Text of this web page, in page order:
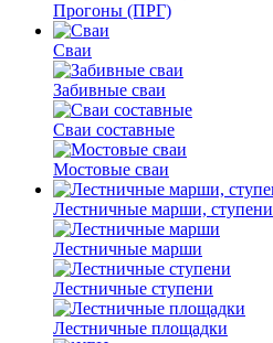
Прогоны (ПРГ)
Сваи
Забивные сваи
Сваи составные
Мостовые сваи
Лестничные марши, ступени
Лестничные марши
Лестничные ступени
Лестничные площадки